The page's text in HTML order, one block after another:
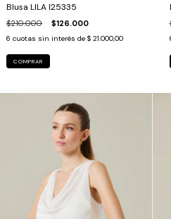
Blusa LILA I25335
$210.000 $126.000
6 cuotas sin interés de $ 21.000,00
COMPRAR